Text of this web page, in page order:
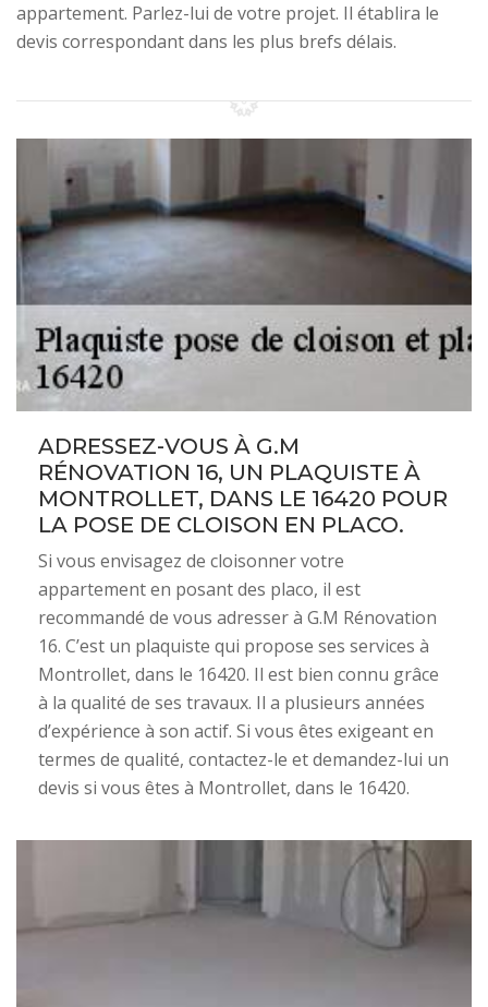
appartement. Parlez-lui de votre projet. Il établira le
devis correspondant dans les plus brefs délais.
ADRESSEZ-VOUS À G.M
RÉNOVATION 16, UN PLAQUISTE À
MONTROLLET, DANS LE 16420 POUR
LA POSE DE CLOISON EN PLACO.
Si vous envisagez de cloisonner votre
appartement en posant des placo, il est
recommandé de vous adresser à G.M Rénovation
16. C’est un plaquiste qui propose ses services à
Montrollet, dans le 16420. Il est bien connu grâce
à la qualité de ses travaux. Il a plusieurs années
d’expérience à son actif. Si vous êtes exigeant en
termes de qualité, contactez-le et demandez-lui un
devis si vous êtes à Montrollet, dans le 16420.